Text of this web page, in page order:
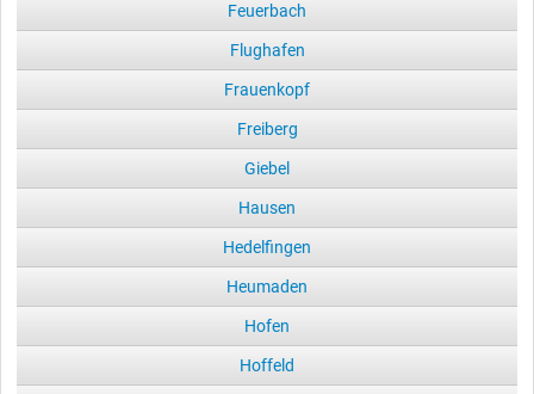
Feuerbach
Flughafen
Frauenkopf
Freiberg
Giebel
Hausen
Hedelfingen
Heumaden
Hofen
Hoffeld